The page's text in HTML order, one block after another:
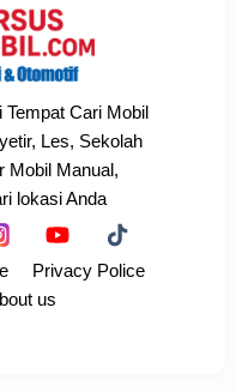
Cari Mobil
Les, Sekolah
Mobil Manual,
lokasi Anda
Privacy Police
us